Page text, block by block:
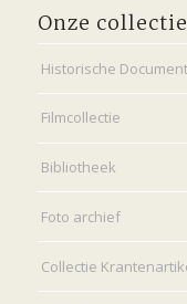
Onze
Historische
Filmcollectie
Bibliotheek
Foto archief
Collectie